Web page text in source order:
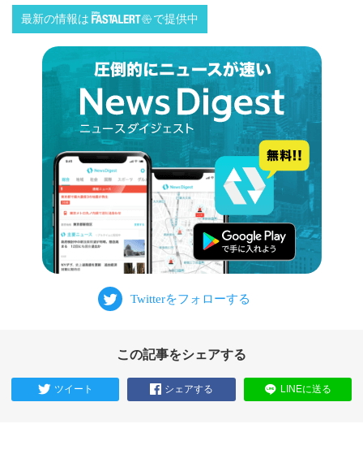
最新の情報は で提供中
この記事をシェアする
ツイート シェアする LINEに送る